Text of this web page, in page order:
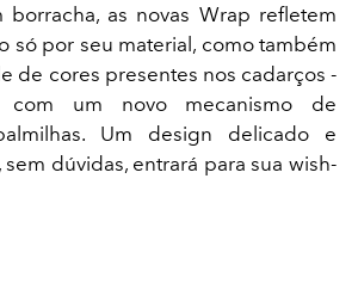
borracha, as novas Wrap refletem
só por seu material, como também
de cores presentes nos cadarços -
com um novo mecanismo de
Um design delicado e
dúvidas, entrará para sua wish-